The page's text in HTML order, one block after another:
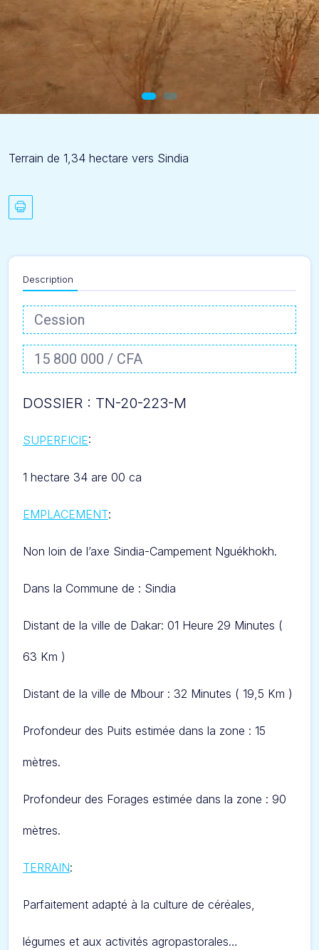
Terrain de 1,34 hectare vers Sindia
Description
Cession
15 800 000 / CFA
DOSSIER : TN-20-223-M
SUPERFICIE:
1 hectare 34 are 00 ca
EMPLACEMENT:
Non loin de l’axe Sindia-Campement Nguékhokh.
Dans la Commune de : Sindia
Distant de la ville de Dakar: 01 Heure 29 Minutes (
63 Km )
Distant de la ville de Mbour : 32 Minutes ( 19,5 Km )
Profondeur des Puits estimée dans la zone : 15
mètres.
Profondeur des Forages estimée dans la zone : 90
mètres.
TERRAIN:
Parfaitement adapté à la culture de céréales,
légumes et aux activités agropastorales…